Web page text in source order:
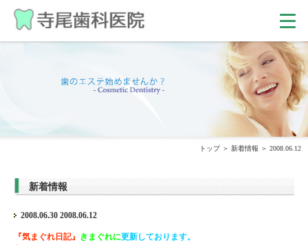
トップ 新着情報 2008.06.12
新着情報
2008.06.30 2008.06.12
『気まぐれ日記』 きまぐれに更新しております。